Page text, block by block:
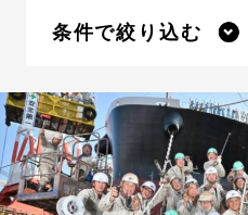
条件で絞り込む